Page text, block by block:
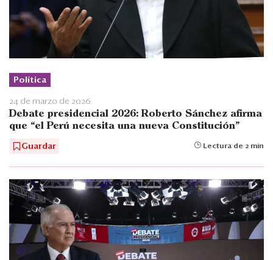
Política
24 de marzo de 2026
Debate presidencial 2026: Roberto Sánchez afirma
que “el Perú necesita una nueva Constitución”
Guardar Lectura de 2 min